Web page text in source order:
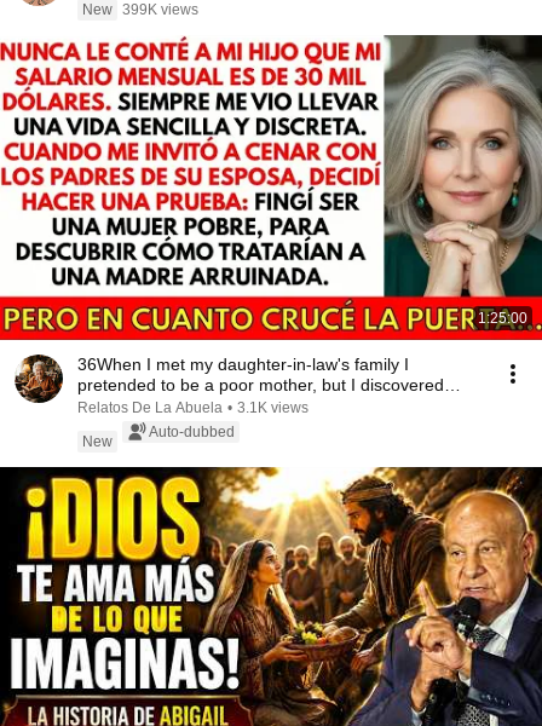
New 399K views
1:25:00
36When I met my daughter-in-law's family I
pretended to be a poor mother, but I discovered
someth...
Relatos De La Abuela • 3.1K views
New
Auto-dubbed